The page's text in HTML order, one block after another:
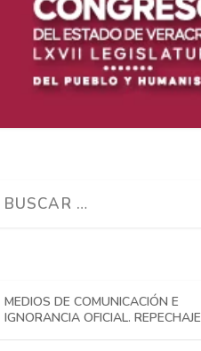
MEDIOS DE COMUNICACIÓN E
IGNORANCIA OFICIAL. REPECHAJE